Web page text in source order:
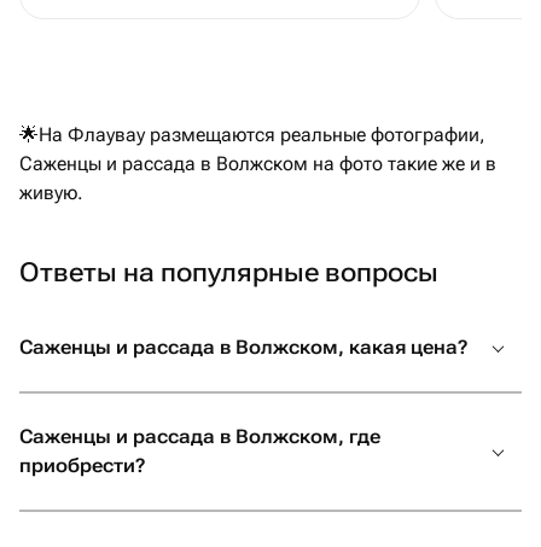
🌟На Флаувау размещаются реальные фотографии,
Саженцы и рассада в Волжском на фото такие же и в
живую.
Ответы на популярные вопросы
Саженцы и рассада в Волжском, какая цена?
Саженцы и рассада в Волжском, где
приобрести?